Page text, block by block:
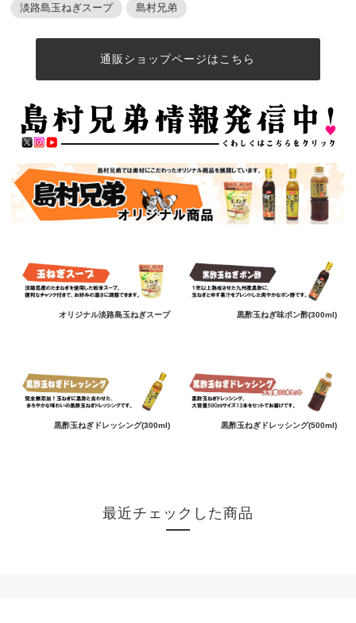
淡路島玉ねぎスープ 島村兄弟
通販ショップページはこちら
オリジナル淡路島玉ねぎスープ 黒酢玉ねぎ味ポン酢(300ml)
黒酢玉ねぎドレッシング(300ml) 黒酢玉ねぎドレッシング(500ml)
最近チェックした商品